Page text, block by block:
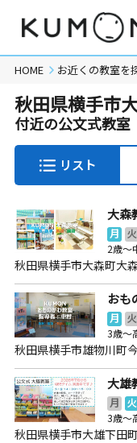
HOME お近くの教室を
秋田県横手市
付近の公文式教室
リスト
大森
月 火
2歳～
秋田県横手市大森町大
おも
月 火
3歳～
秋田県横手市雄物川町
大雄
月 火
3歳～
秋田県横手市大雄下田